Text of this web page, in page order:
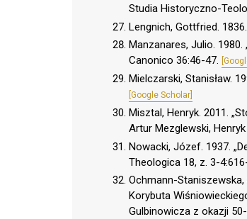
Studia Historyczno-
Lengnich, Gottfried.
Manzanares, Julio.
Canonico 36:46-47.
Mielczarski, Stanisław.
[Google Scholar]
Misztal, Henryk. 2011.
Artur Mezglewski,
Nowacki, Józef. 1937.
Theologica 18, z. 3-
Ochmann-
Korybuta
Gulbinowicza z okazji